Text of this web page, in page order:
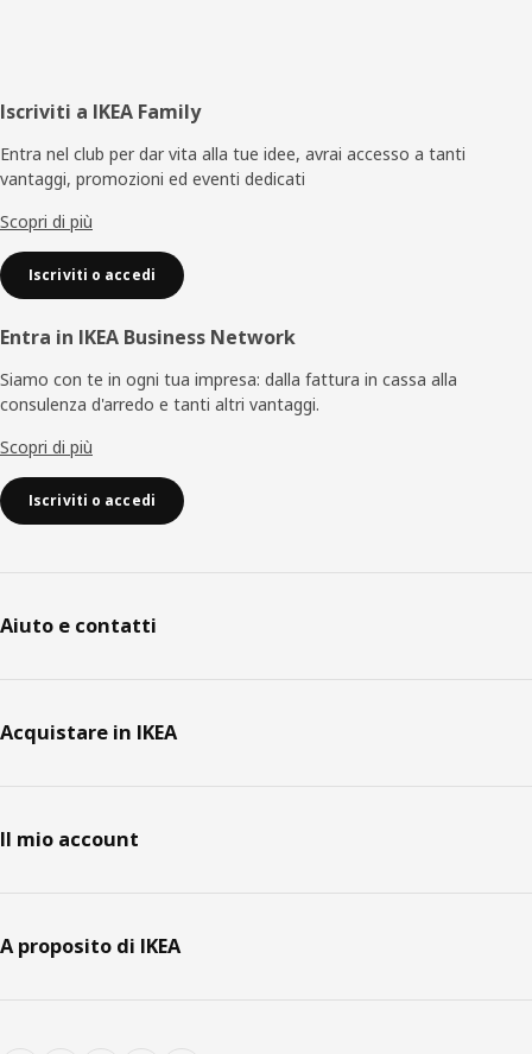
Piè
di
pagina
Iscriviti a IKEA Family
Entra nel club per dar vita alla tue idee, avrai accesso a tanti
vantaggi, promozioni ed eventi dedicati
Scopri di più
Iscriviti o accedi
Entra in IKEA Business Network
Siamo con te in ogni tua impresa: dalla fattura in cassa alla
consulenza d'arredo e tanti altri vantaggi.
Scopri di più
Iscriviti o accedi
Aiuto e contatti
Acquistare in IKEA
Il mio account
A proposito di IKEA